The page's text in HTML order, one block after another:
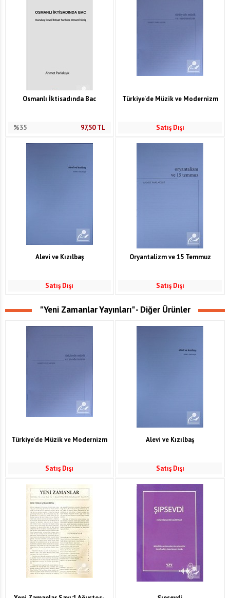
Osmanlı İktisadında Bac
%35 97,50TL
Türkiye'de Müzik ve Modernizm
Satış Dışı
Alevi ve Kızılbaş
Satış Dışı
Oryantalizm ve 15 Temmuz
Satış Dışı
"Yeni Zamanlar Yayınları" - Diğer Ürünler
Türkiye'de Müzik ve Modernizm
Satış Dışı
Alevi ve Kızılbaş
Satış Dışı